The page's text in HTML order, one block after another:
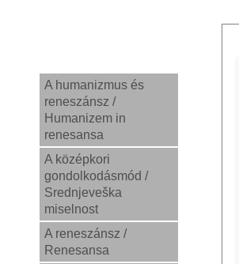
A humanizmus és
reneszánsz /
Humanizem in
renesansa
A középkori
gondolkodásmód /
Srednjeveška
miselnost
A reneszánsz /
Renesansa